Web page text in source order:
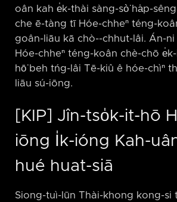
oân kah e̍k-thài sàng-sò͘ ha̍p-
che ē-tàng tī Hóe-chheⁿ téng-
goân-liāu kā chò-⁠-chhut-lâi. Án-ni
Hóe-chheⁿ téng-koân chè-chō
hō͘ beh tńg-lâi Tē-kiû ê hóe-chìⁿ
liāu sú-iōng.
[KIP] Jîn-tso̍k-it-hō
iōng I̍k-ióng Kah-
hué huat-siā
Siong-tuì-lūn Thài-khong kong-si